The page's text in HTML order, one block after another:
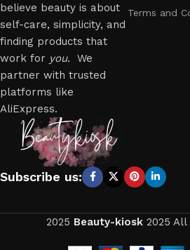
believe beauty is about
self-care, simplicity, and
finding products that
work for you. We
partner with trusted
platforms like
AliExpress.
Terms and
Subscribe us:
2025 Beauty-kiosk 2025 All